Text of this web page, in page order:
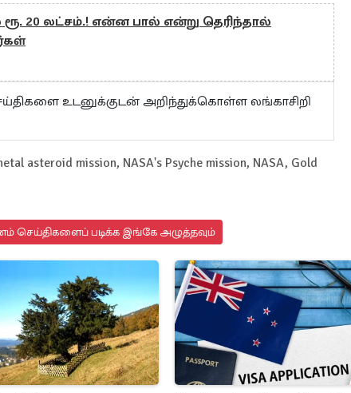
ரூ. 20 லட்சம்.! என்ன பால் என்று தெரிந்தால்
உடனுக்குடன் அறிந்துக்கொள்ள லங்காசிறி
asteroid mission, NASA's Psyche mission, NASA, Gold
செய்திகளைப் படிக்க இங்கே அழுத்தவும்